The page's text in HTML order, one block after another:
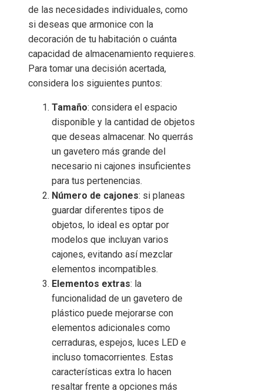
de las necesidades individuales, como
si deseas que armonice con la
decoración de tu habitación o cuánta
capacidad de almacenamiento requieres.
Para tomar una decisión acertada,
considera los siguientes puntos:
Tamaño: considera el espacio
disponible y la cantidad de objetos
que deseas almacenar. No querrás
un gavetero más grande del
necesario ni cajones insuficientes
para tus pertenencias.
Número de cajones: si planeas
guardar diferentes tipos de
objetos, lo ideal es optar por
modelos que incluyan varios
cajones, evitando así mezclar
elementos incompatibles.
Elementos extras: la
funcionalidad de un gavetero de
plástico puede mejorarse con
elementos adicionales como
cerraduras, espejos, luces LED e
incluso tomacorrientes. Estas
características extra lo hacen
resaltar frente a opciones más